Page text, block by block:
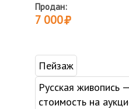
Продан:
7 000
Пейзаж
Русская живопись
стоимость на